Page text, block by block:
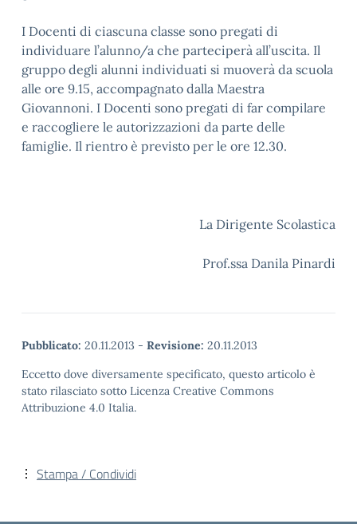
I Docenti di ciascuna classe sono pregati di
individuare l’alunno/a che parteciperà all’uscita. Il
gruppo degli alunni individuati si muoverà da scuola
alle ore 9.15, accompagnato dalla Maestra
Giovannoni. I Docenti sono pregati di far compilare
e raccogliere le autorizzazioni da parte delle
famiglie. Il rientro è previsto per le ore 12.30.
La Dirigente Scolastica
Prof.ssa Danila Pinardi
Pubblicato: 20.11.2013 - Revisione: 20.11.2013
Eccetto dove diversamente specificato, questo articolo è
stato rilasciato sotto Licenza Creative Commons
Attribuzione 4.0 Italia.
Stampa / Condividi